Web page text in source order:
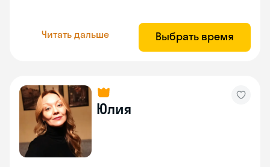
Читать дальше Выбрать время
Юлия